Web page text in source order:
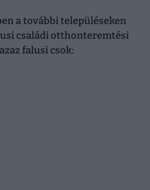
a további településeken
családi otthonteremtési
falusi csok: